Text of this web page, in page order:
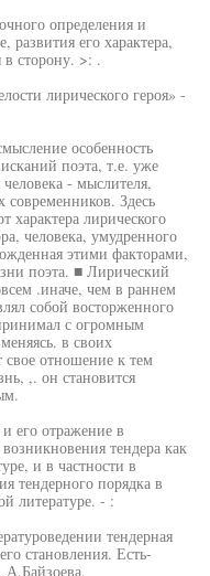
определения и
развития его характера,
в сторону. >: .
лирического героя» -
особенность
поэта, т.е. уже
- мыслителя,
современников. Здесь
характера лирического
человека, умудренного
этими факторами,
поэта. ■ Лирический
.иначе, чем в раннем
собой восторженного
с огромным
в своих
свое отношение к тем
,. он становится
его отражение в
тендера как
и в частности в
тендерного порядка в
литературе. - :
тендерная
становления. Есть-
А.Байзоева,